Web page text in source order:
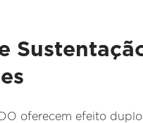
oferecem efeito